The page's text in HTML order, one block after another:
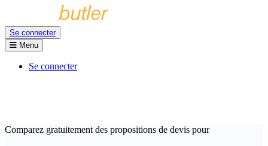
Se connecter
Menu
Se connecter
Comparez gratuitement des propositions de devis pour